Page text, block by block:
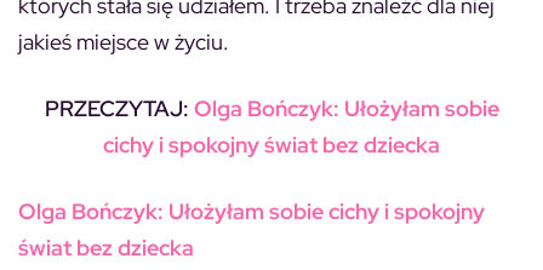
jakieś miejsce w życiu.
PRZECZYTAJ: Olga Bończyk: Ułożyłam sobie
cichy i spokojny świat bez dziecka
Olga Bończyk: Ułożyłam sobie cichy i spokojny
świat bez dziecka